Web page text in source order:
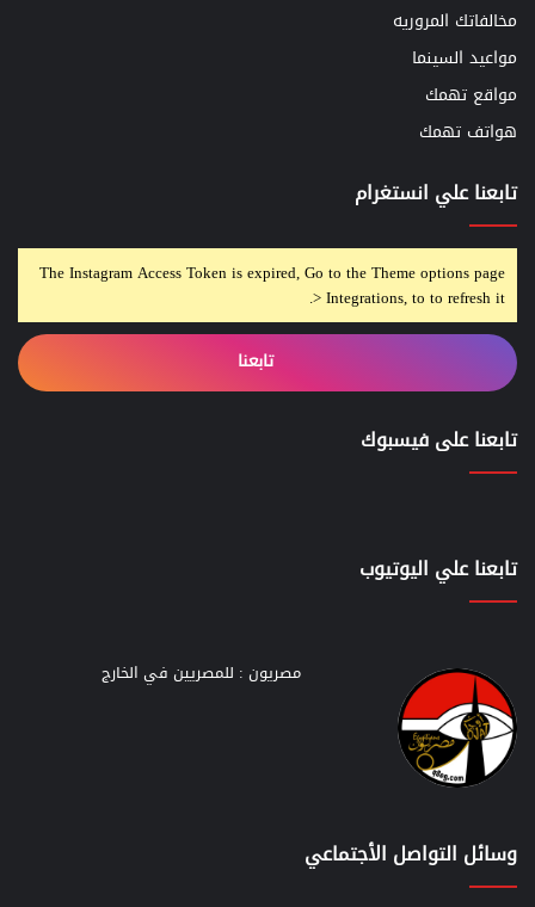
مخالفاتك المروريه
مواعيد السينما
مواقع تهمك
هواتف تهمك
تابعنا علي انستغرام
The Instagram Access Token is expired, Go to the Theme options page
> Integrations, to to refresh it.
تابعنا
تابعنا على فيسبوك
تابعنا علي اليوتيوب
مصريون : للمصريين في الخارج
وسائل التواصل الأجتماعي